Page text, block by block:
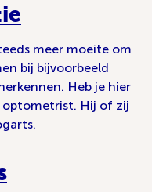
meer moeite om
bij bijvoorbeeld
Heb je hier
optometrist. Hij of zij